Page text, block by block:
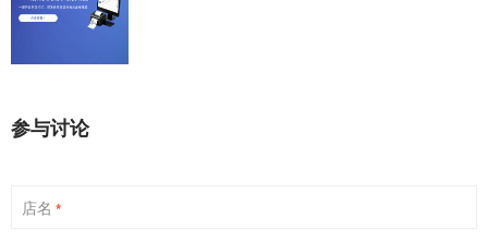
参与讨论
店名 *